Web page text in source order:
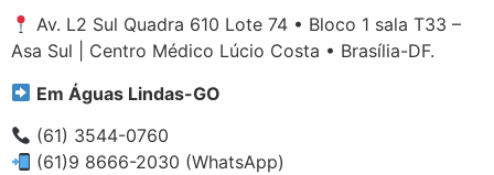
Av. L2 Sul Quadra 610 Lote 74 • Bloco 1 sala T33 –
Asa Sul | Centro Médico Lúcio Costa • Brasília-DF.
Em Águas Lindas-GO
(61) 3544-0760
(61)9 8666-2030 (WhatsApp)